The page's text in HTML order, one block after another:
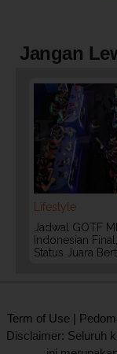
Jangan
Lifestyle
Jadwal GOTF
Indonesian
Status Juara
Term of Use |
Disclaimer: Seluruh